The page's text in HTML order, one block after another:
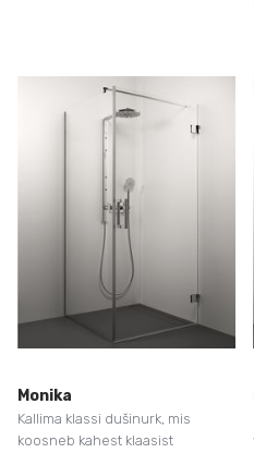
Monika
Kallima klassi dušinurk, mis
koosneb kahest klaasist